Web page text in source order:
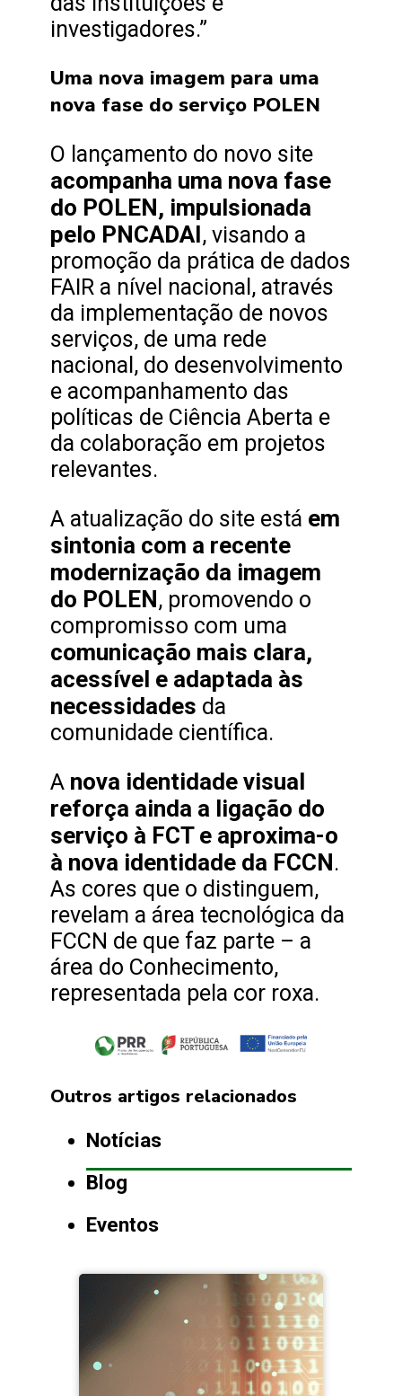
investigadores.”
Uma nova imagem para uma
nova fase do serviço POLEN
O lançamento do novo site
acompanha uma nova fase
do POLEN, impulsionada
pelo PNCADAI, visando a
promoção da prática de dados
FAIR a nível nacional, através
da implementação de novos
serviços, de uma rede
nacional, do desenvolvimento
e acompanhamento das
políticas de Ciência Aberta e
da colaboração em projetos
relevantes.
A atualização do site está em
sintonia com a recente
modernização da imagem
do POLEN, promovendo o
compromisso com uma
comunicação mais clara,
acessível e adaptada às
necessidades da
comunidade científica.
A nova identidade visual
reforça ainda a ligação do
serviço à FCT e aproxima-o
à nova identidade da FCCN.
As cores que o distinguem,
revelam a área tecnológica da
FCCN de que faz parte – a
área do Conhecimento,
representada pela cor roxa.
Outros artigos relacionados
Notícias
Blog
Eventos